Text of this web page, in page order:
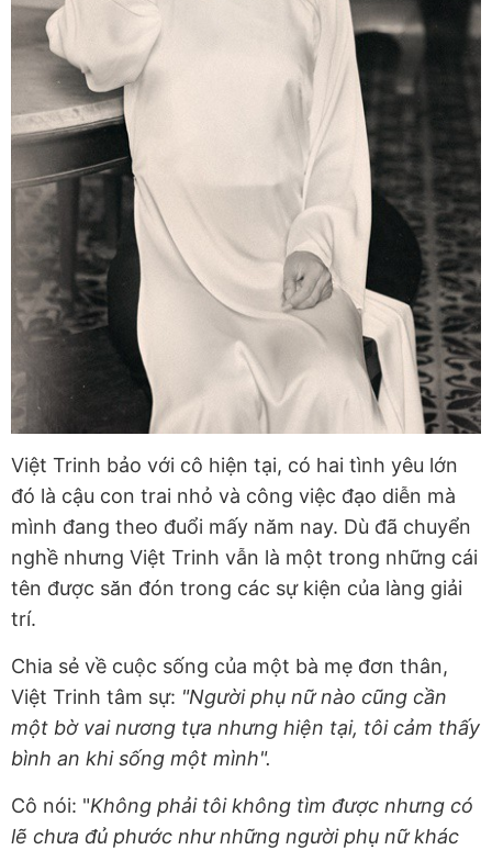
Việt Trinh bảo với cô hiện tại, có hai tình yêu lớn
đó là cậu con trai nhỏ và công việc đạo diễn mà
mình đang theo đuổi mấy năm nay. Dù đã chuyển
nghề nhưng Việt Trinh vẫn là một trong những cái
tên được săn đón trong các sự kiện của làng giải
trí.
Chia sẻ về cuộc sống của một bà mẹ đơn thân,
Việt Trinh tâm sự: "Người phụ nữ nào cũng cần
một bờ vai nương tựa nhưng hiện tại, tôi cảm thấy
bình an khi sống một mình".
Cô nói: "Không phải tôi không tìm được nhưng có
lẽ chưa đủ phước như những người phụ nữ khác